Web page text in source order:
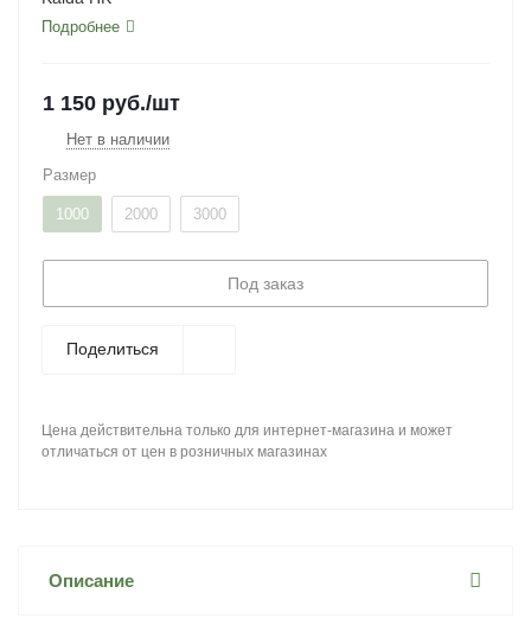
Подробнее
1 150 руб./шт
Нет в наличии
Размер
1000 2000 3000
Под заказ
Поделиться
Цена действительна только для интернет-магазина и может
отличаться от цен в розничных магазинах
Описание